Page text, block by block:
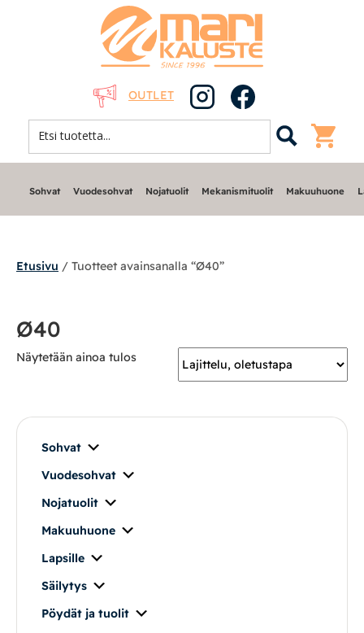
OUTLET
Nojatuolit
Makuuhuone
Säilytys
Työpöydät ja työtuolit
Matot
Sohvat Vuodesohvat Nojatuolit Mekanismituolit Makuuhuone
Etusivu / Tuotteet avainsanalla “Ø40”
Ø40
Näytetään ainoa tulos
Sohvat
Vuodesohvat
Nojatuolit
Makuuhuone
Lapsille
Säilytys
Pöydät ja tuolit